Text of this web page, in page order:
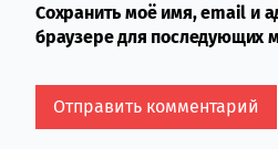
Сохранить моё имя, email и
браузере для последующих